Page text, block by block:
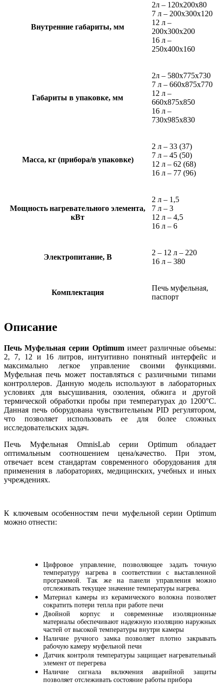
Внутренние габариты, мм
2л – 120х200х80
7 л – 200х300х120
12 л –
200х300х200
16 л –
250х400х160
Габариты в упаковке, мм
2л – 580х775х730
7 л – 660х875х770
12 л –
660х875х850
16 л –
730х985х830
Масса, кг (прибора/в упаковке)
2 л – 33 (37)
7 л – 45 (50)
12 л – 62 (68)
16 л – 77 (96)
Мощность нагревательного элемента,
кВт
2 л – 1,5
7 л – 3
12 л – 4,5
16 л – 6
Электропитание, В
2 – 12 л – 220
16 л – 380
Комплектация
Печь муфельная,
паспорт
Описание
Печь Муфельная серии Optimumимеет различные объемы:
2, 7, 12 и 16 литров, интуитивно понятный интерфейс и
максимально легкое управление своими функциями.
Муфельная печь может поставляться с различными типами
контроллеров. Данную модель используют в лабораторных
условиях для высушивания, озоления, обжига и другой
термической обработки пробы при температурах до 1200°C.
Данная печь оборудована чувствительным PID регулятором,
что позволяет использовать ее для более сложных
исследовательских задач.
Печь Муфельная OmnisLab серии Optimum обладает
оптимальным соотношением цена/качество. При этом,
отвечает всем стандартам современного оборудования для
применения в лабораториях, медицинских, учебных и иных
учреждениях.
К ключевым особенностям печи муфельной серии Optimum
можно отнести:
Цифровое управление, позволяющее задать точную
температуру нагрева в соответствии с выставленной
программой. Так же на панели управления можно
отслеживать текущее значение температуры нагрева.
Материал камеры из керамического волокна позволяет
сократить потери тепла при работе печи
Двойной корпус и современные изоляционные
материалы обеспечивают надежную изоляцию наружных
частей от высокой температуры внутри камеры
Наличие ручного замка позволяет плотно закрывать
рабочую камеру муфельной печи
Датчик контроля температуры защищает нагревательный
элемент от перегрева
Наличие сигнала включения аварийной защиты
позволяет отслеживать состояние работы прибора